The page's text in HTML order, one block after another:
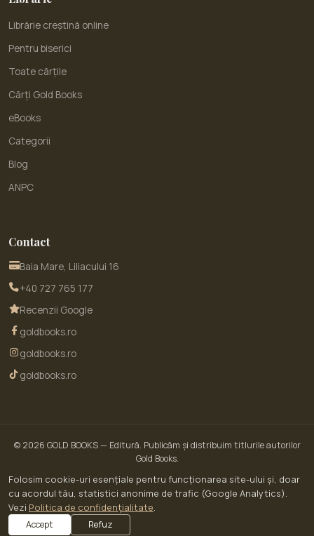
Librărie creștină online
Pentru biserici
Toate cărțile
Cărți Gold Books
eBooks
Categorii
Blog
ANPC
Contact
Baia Mare, Liliacului 16
+40 727 765 177
Recenzii Google
goldbooks.ro
goldbooks.ro
goldbooks.ro
© 2026 GOLD BOOKS— Editură. Publicăm și distribuim titlurile autorilor
Gold Books.
© 2026 GoldBooks · un serviciu WOW SITE EXPERT SRL · CUI RO30450643 · Str.
Liliacului nr. 16, Baia Mare, jud. Maramureș
ANPC — Soluționarea Alternativă a Litigiilor (SAL)
Site dezvoltat de
Folosim cookie-uri esențiale pentru funcționarea site-ului și, doar
cu acordul tău, statistici anonime de trafic (Google Analytics).
Vezi Politica de confidențialitate.
Accept Refuz